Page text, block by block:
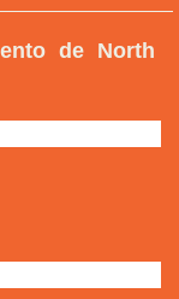
de North